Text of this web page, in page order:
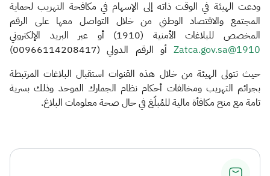
ودعت الهيئة في الوقت ذاته إلى الإسهام في مكافحة التهريب لحماية
المجتمع والاقتصاد الوطني من خلال التواصل معها على الرقم
المخصص للبلاغات الأمنية (1910) أو عبر البريد الإلكتروني
1910@Zatca.gov.sa
أو الرقم الدولي (00966114208417)
حيث تتولى الهيئة من خلال هذه القنوات استقبال البلاغات المرتبطة
بجرائم التهريب ومخالفات أحكام نظام الجمارك الموحد وذلك بسرية
تامة مع منح مكافأة مالية للمُبلّغ في حال صحة معلومات البلاغ.​